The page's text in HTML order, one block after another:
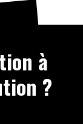
à
?